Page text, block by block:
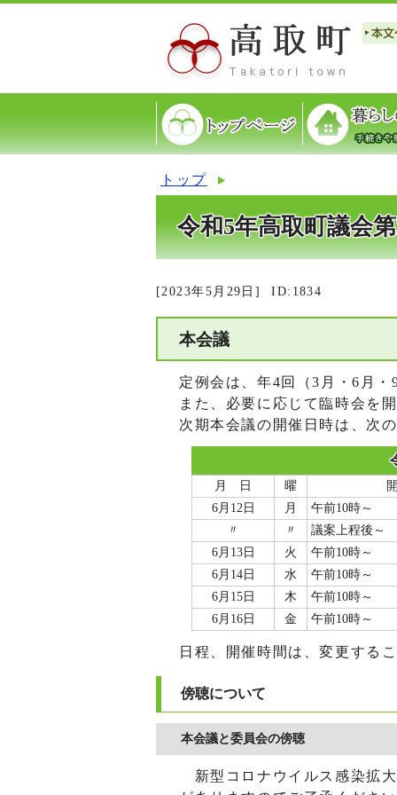
トップ
令和5年高取町議会
[2023年5月29日] ID:1834
本会議
定例会は、年4回（3月・6月・
また、必要に応じて臨時会を
次期本会議の開催日時は、次の
月 日 曜
6月12日
月 午前10時～
〃
〃 議案上程後～
6月13日
火 午前10時～
6月14日
水 午前10時～
6月15日
木 午前10時～
6月16日
金 午前10時～
日程、開催時間は、変更する
傍聴について
本会議と委員会の傍聴
新型コロナウイルス感染拡